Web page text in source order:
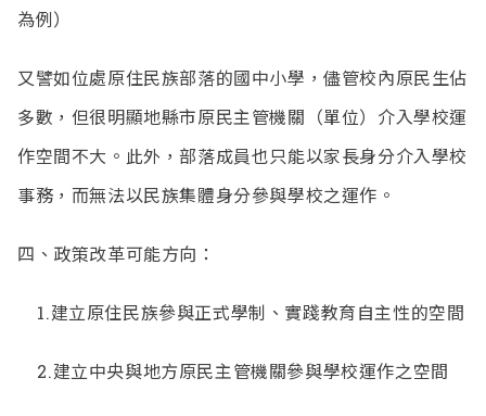
為例）
又譬如位處原住民族部落的國中小學，儘管校內原民生佔
多數，但很明顯地縣市原民主管機關（單位）介入學校運
作空間不大。此外，部落成員也只能以家長身分介入學校
事務，而無法以民族集體身分參與學校之運作。
四、政策改革可能方向：
1.建立原住民族參與正式學制、實踐教育自主性的空間
2.建立中央與地方原民主管機關參與學校運作之空間